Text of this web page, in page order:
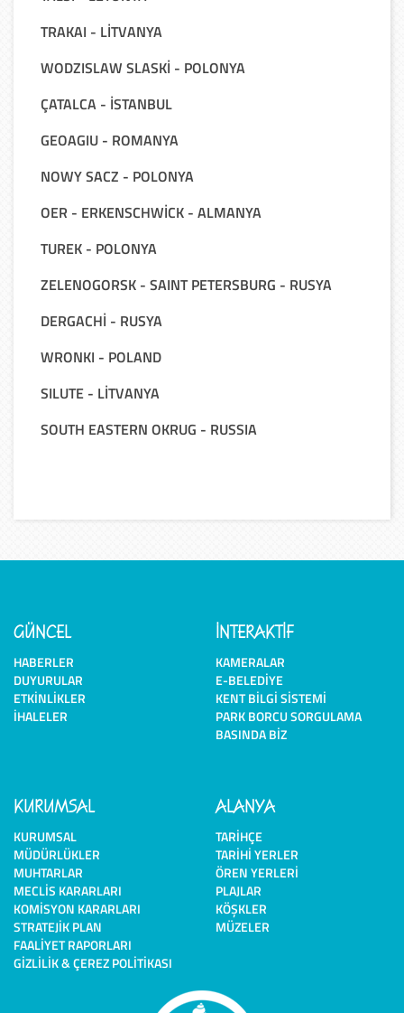
TRAKAI - LİTVANYA
WODZISLAW SLASKİ - POLONYA
ÇATALCA - İSTANBUL
GEOAGIU - ROMANYA
NOWY SACZ - POLONYA
OER - ERKENSCHWİCK - ALMANYA
TUREK - POLONYA
ZELENOGORSK - SAINT PETERSBURG - RUSYA
DERGACHİ - RUSYA
WRONKI - POLAND
SILUTE - LİTVANYA
SOUTH EASTERN OKRUG - RUSSIA
GÜNCEL
HABERLER
DUYURULAR
ETKINLIKLER
İHALELER
İNTERAKTİF
KAMERALAR
E-BELEDIYE
KENT BILGI SISTEMI
PARK BORCU SORGULAMA
BASINDA BIZ
KURUMSAL
KURUMSAL
MÜDÜRLÜKLER
MUHTARLAR
MECLIS KARARLARI
KOMISYON KARARLARI
STRATEJIK PLAN
FAALIYET RAPORLARI
GIZLILIK & ÇEREZ POLITIKASI
ALANYA
TARIHÇE
TARIHI YERLER
ÖREN YERLERI
PLAJLAR
KÖŞKLER
MÜZELER